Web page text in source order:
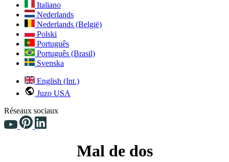
Italiano
Nederlands
Nederlands (België)
Polski
Português
Português (Brasil)
Svenska
English (Int.)
Juzo USA
Réseaux sociaux
Mal de dos